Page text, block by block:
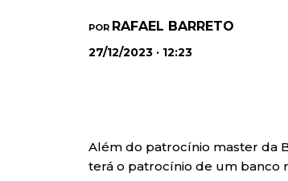
POR RAFAEL BARRETO
27/12/2023 · 12:23
Além do patrocínio master da
terá o patrocínio de um banco